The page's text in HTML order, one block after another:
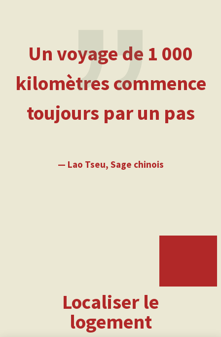
Un voyage de 1 000
kilomètres commence
toujours par un pas
— Lao Tseu, Sage chinois
Localiser le
logement